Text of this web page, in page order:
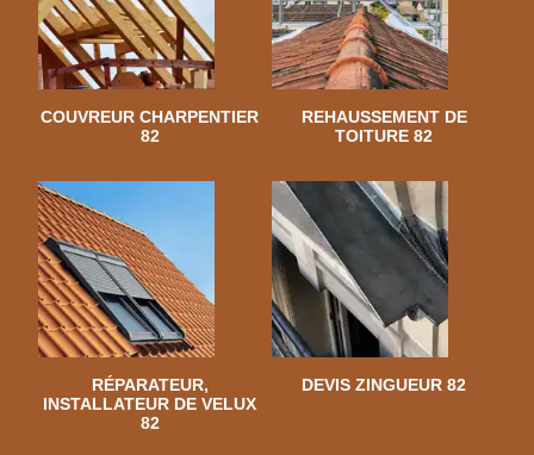
COUVREUR CHARPENTIER
82
REHAUSSEMENT DE
TOITURE 82
RÉPARATEUR,
INSTALLATEUR DE VELUX
82
DEVIS ZINGUEUR 82